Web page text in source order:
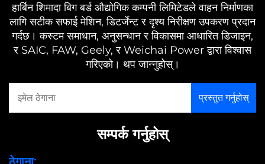
हार्बिन शिमादा बिग बर्ड औद्योगिक कम्पनी लिमिटेडले वाहन निर्माणका
लागि सटीक सफाई मेशिन, डिटर्जेन्ट र दृश्य निरीक्षण उपकरण प्रदान
गर्दछ। कस्टम समाधान, अनुसन्धान र विकासमा आधारित डिजाइन,
र SAIC, FAW, Geely, र Weichai Power द्वारा विश्वास
गरिएको। थप जान्नुहोस्।
सम्पर्क गर्नुहोस्